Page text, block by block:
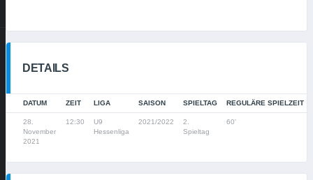
DETAILS
DATUM ZEIT LIGA SAISON SPIELTAG REGULÄRE SPIELZEIT
28.
November
2021
12:30
U9
Hessenliga
2021/2022
2.
Spieltag
60'